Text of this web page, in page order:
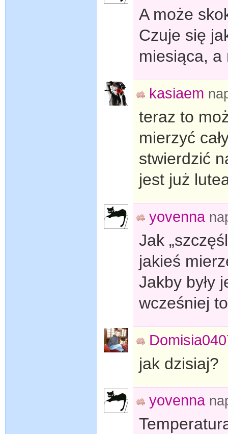
A może
Czuje się
miesiąca, a
kasiaem
teraz to
mierzyć
stwierdzić
jest już
yovenna
Jak
jakieś
Jakby były
wcześniej
jak dzisiaj?
yovenna